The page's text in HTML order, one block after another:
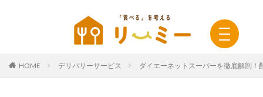
HOME デリバリーサービス ダイエーネットスーパーを徹底解剖